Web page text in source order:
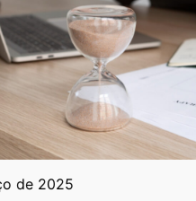
de 2025